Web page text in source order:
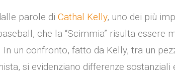
parole di Cathal Kelly, uno dei più
che la “Scimmia” risulta essere
un confronto, fatto da Kelly, tra un
si evidenziano differenze